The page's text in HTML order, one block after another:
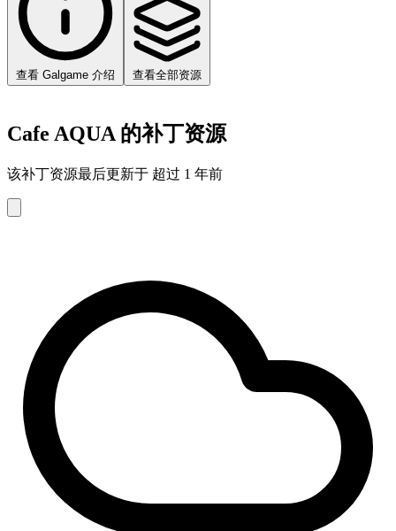
查看 Galgame 介绍 查看全部资源
Cafe AQUA 的补丁资源
该补丁资源最后更新于 超过 1 年前